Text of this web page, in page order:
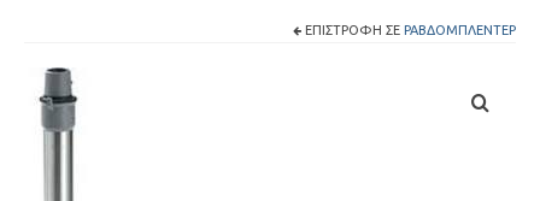
ΕΠΙΣΤΡΟΦΉ ΣΕ ΡΑΒΔΟΜΠΛΈΝΤΕΡ